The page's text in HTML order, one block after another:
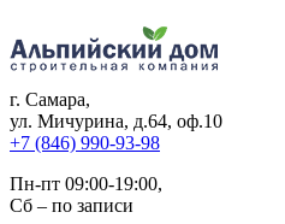
г. Самара,
ул. Мичурина, д.64, оф.10
+7 (846) 990-93-98
Пн-пт 09:00-19:00,
Сб – по записи